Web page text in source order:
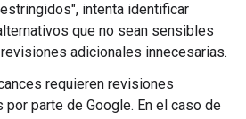
intenta identificar
que no sean sensibles
adicionales innecesarias.
requieren revisiones
por parte de Google. En el caso de